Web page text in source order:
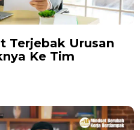
Terjebak Urusan
Ke Tim